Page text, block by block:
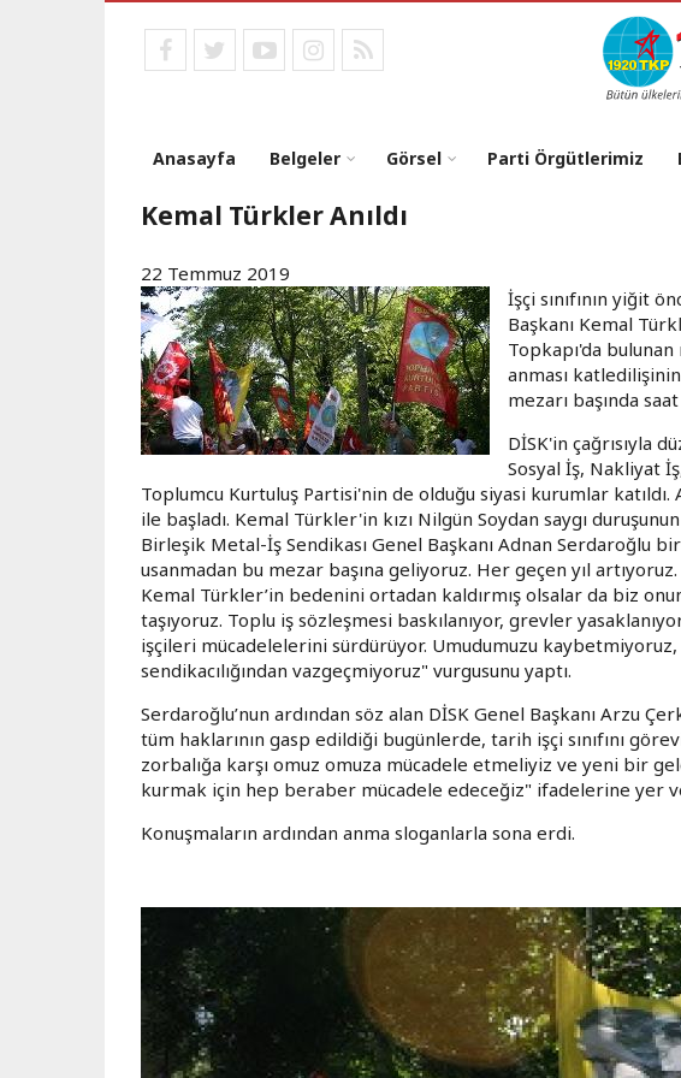
facebooktwitteryoutubeinstagram
RSS
Anasayfa Belgeler Görsel Parti Örgütlerimiz
Kemal Türkler Anıldı
22 Temmuz 2019
İşçi sınıfının yiğit
Başkanı Kemal
Topkapı'da bulunan
anması
mezarı başında
DİSK'in çağrısıyla
Sosyal İş, Nakliyat
Toplumcu Kurtuluş Partisi'nin de olduğu siyasi kurumlar katıldı.
ile başladı. Kemal Türkler'in kızı Nilgün Soydan saygı
Birleşik Metal-İş Sendikası Genel Başkanı Adnan Serdaroğlu
usanmadan bu mezar başına geliyoruz. Her geçen yıl
Kemal Türkler’in bedenini ortadan kaldırmış olsalar da biz onun
taşıyoruz. Toplu iş sözleşmesi baskılanıyor, grevler
işçileri mücadelelerini sürdürüyor. Umudumuzu
sendikacılığından vazgeçmiyoruz" vurgusunu yaptı.
Serdaroğlu’nun ardından söz alan DİSK Genel Başkanı Arzu
tüm haklarının gasp edildiği bugünlerde, tarih işçi sınıfını
zorbalığa karşı omuz omuza mücadele etmeliyiz ve yeni bir
kurmak için hep beraber mücadele edeceğiz" ifadelerine yer
Konuşmaların ardından anma sloganlarla sona erdi.